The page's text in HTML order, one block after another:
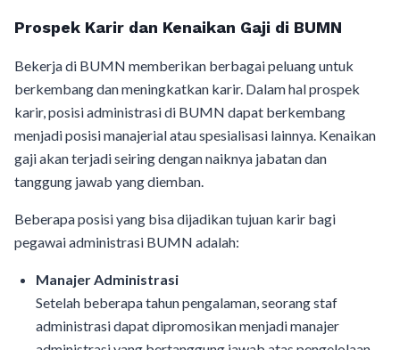
Prospek Karir dan Kenaikan Gaji di BUMN
Bekerja di BUMN memberikan berbagai peluang untuk
berkembang dan meningkatkan karir. Dalam hal prospek
karir, posisi administrasi di BUMN dapat berkembang
menjadi posisi manajerial atau spesialisasi lainnya. Kenaikan
gaji akan terjadi seiring dengan naiknya jabatan dan
tanggung jawab yang diemban.
Beberapa posisi yang bisa dijadikan tujuan karir bagi
pegawai administrasi BUMN adalah:
Manajer Administrasi
Setelah beberapa tahun pengalaman, seorang staf
administrasi dapat dipromosikan menjadi manajer